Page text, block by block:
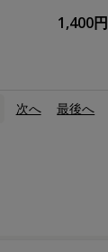
1,400円
次へ 最後へ